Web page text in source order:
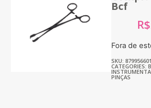
Bcf
R$
Fora de
SKU:
CATEGORIES:
PINÇAS